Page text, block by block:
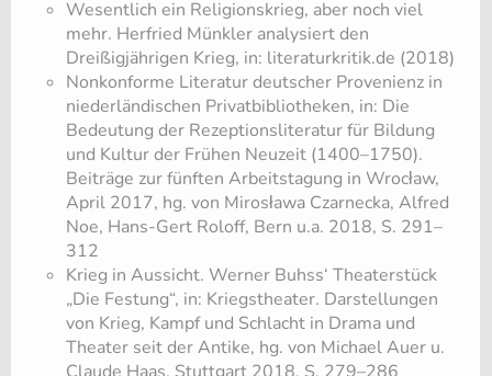
Wesentlich ein Religionskrieg, aber noch viel
mehr. Herfried Münkler analysiert den
Dreißigjährigen Krieg, in: literaturkritik.de (2018)
Nonkonforme Literatur deutscher Provenienz in
niederländischen Privatbibliotheken, in: Die
Bedeutung der Rezeptionsliteratur für Bildung
und Kultur der Frühen Neuzeit (1400–1750).
Beiträge zur fünften Arbeitstagung in Wrocław,
April 2017, hg. von Mirosława Czarnecka, Alfred
Noe, Hans-Gert Roloff, Bern u.a. 2018, S. 291–
312
Krieg in Aussicht. Werner Buhss‘ Theaterstück
„Die Festung“, in: Kriegstheater. Darstellungen
von Krieg, Kampf und Schlacht in Drama und
Theater seit der Antike, hg. von Michael Auer u.